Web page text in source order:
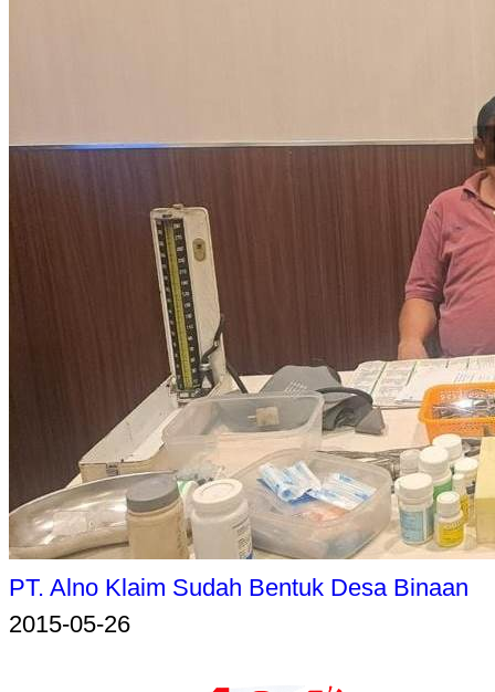
PT. Alno Klaim Sudah Bentuk Desa Binaan
2015-05-26